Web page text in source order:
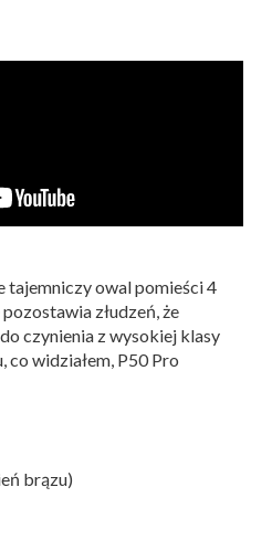
tajemniczy owal pomieści 4
złudzeń, że
czynienia z wysokiej klasy
co widziałem, P50 Pro
brązu)